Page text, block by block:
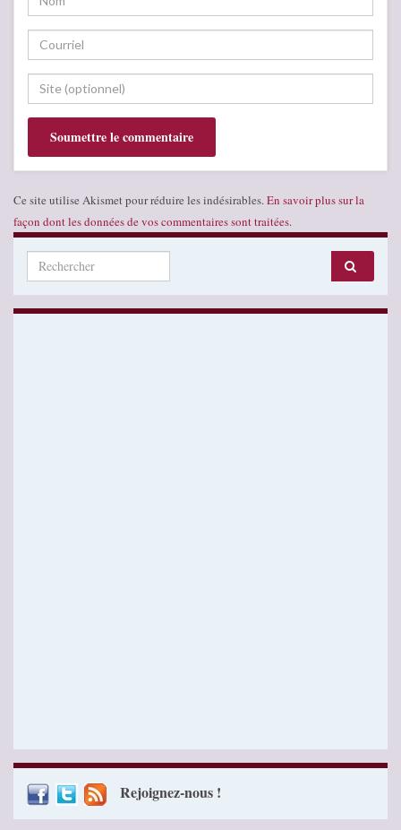
Ce site utilise Akismet pour réduire les indésirables. En savoir plus sur la
façon dont les données de vos commentaires sont traitées.
Search for:
Rejoignez-nous !